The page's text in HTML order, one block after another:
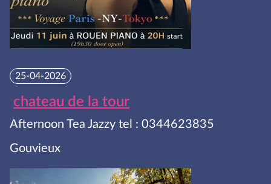
25-04-2026
chateau de la tour
Afternoon Tea Jazzy tel : 0344623835
Gouvieux